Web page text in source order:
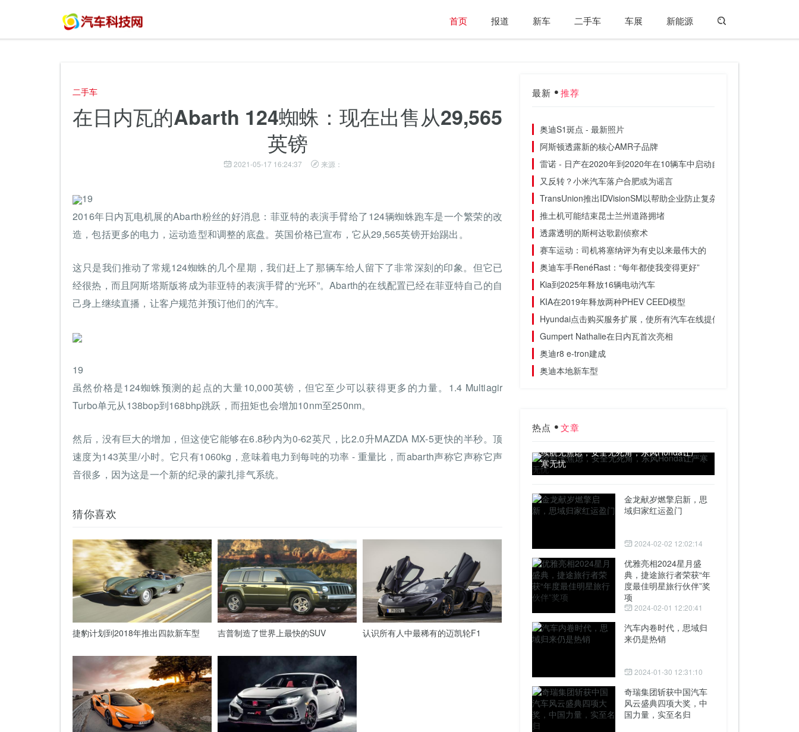
首页 报道 新车 二手车 车展 新能源
二手车
在日内瓦的Abarth 124蜘蛛：现在出售从29,565
英镑
2021-05-17 16:24:37 来源：
19
2016年日内瓦电机展的Abarth粉丝的好消息：菲亚特的表演手臂给了124辆蜘蛛跑车是一个繁荣的改
造，包括更多的电力，运动造型和调整的底盘。英国价格已宣布，它从29,565英镑开始踢出。
这只是我们推动了常规124蜘蛛的几个星期，我们赶上了那辆车给人留下了非常深刻的印象。但它已
经很热，而且阿斯塔斯版将成为菲亚特的表演手臂的“光环”。Abarth的在线配置已经在菲亚特自己的自
己身上继续直播，让客户规范并预订他们的汽车。
19
虽然价格是124蜘蛛预测的起点的大量10,000英镑，但它至少可以获得更多的力量。1.4 Multiagir
Turbo单元从138bop到168bhp跳跃，而扭矩也会增加10nm至250nm。
然后，没有巨大的增加，但这使它能够在6.8秒内为0-62英尺，比2.0升MAZDA MX-5更快的半秒。顶
速度为143英里/小时。它只有1060kg，意味着电力到每吨的功率 - 重量比，而abarth声称它声称它声
音很多，因为这是一个新的纪录的蒙扎排气系统。
猜你喜欢
捷豹计划到2018年推出四款新车型 吉普制造了世界上最快的SUV 认识所有人中最稀有的迈凯轮F1
最新 推荐
奥迪S1斑点 - 最新照片
阿斯顿透露新的核心AMR子品牌
雷诺 - 日产在2020年到2020年在10辆车中启动自主技术
又反转？小米汽车落户合肥或为谣言
TransUnion推出IDVisionSM以帮助企业防止复杂且不断发展的欺诈和
推土机可能结束昆士兰州道路拥堵
透露透明的斯柯达歌剧侦察术
赛车运动：司机将塞纳评为有史以来最伟大的
奥迪车手RenéRast：“每年都使我变得更好”
Kia到2025年释放16辆电动汽车
KIA在2019年释放两种PHEV CEED模型
Hyundai点击购买服务扩展，使所有汽车在线提供
Gumpert Nathalie在日内瓦首次亮相
奥迪r8 e-tron建成
奥迪本地新车型
热点 文章
续航无焦虑，安全无死角，东风Honda让严
寒无忧
金龙献岁燃擎启新，思
域归家红运盈门
2024-02-02 12:02:14
优雅亮相2024星月盛
典，捷途旅行者荣获“年
度最佳明星旅行伙伴”奖
项
2024-02-01 12:20:41
汽车内卷时代，思域归
来仍是热销
2024-01-30 12:31:10
奇瑞集团斩获中国汽车
风云盛典四项大奖，中
国力量，实至名归